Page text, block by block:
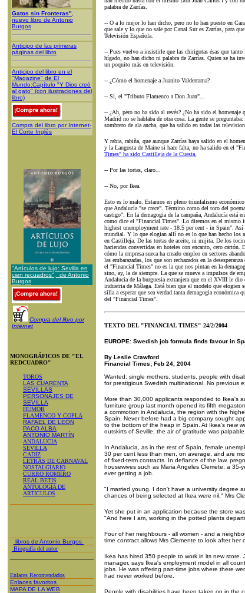
Gatos sin Fronteras"
nuevo libro de Antonio
Burgos
Anticipo de las primeras
páginas del libro
Anticipo del libro en el
"Magazine" de El
Mundo:Capítulo "Y Dios creó
al gato" (con ilustraciones del
libro)
Compra del libro por Internet-
El Corte Inglés
"Artículos de lujo: Sevilla en
cien recuadros", de Antonio
Burgos
Compra del libro por
Internet
MONOGRÁFICOS DE "EL
REDCUADRO"
TOROS
LAS CUARENTA
SEVILLAS
PERSONAJES DE
SEVILLA
HUMOR
FLAMENCO Y COPLA
RAFAEL DE LEÓN
PACO ALBA
ANTONIO MARTÍN
ANDALUCIA
SEVILLA
CADIZ
LETRAS DE CARNAVAL
NOSTALGIARIO
CURRO ROMERO
REAL BETIS
ANTOLOGÍA DE
ARTICULOS
libros de Antonio Burgos
Biografía del autor
Enlaces Recomendados
Enlaces favoritos
MAPA DE LA WEB
palabra de Zarrías.
-- O a lo mejor lo han dicho, pero no lo han puesto en
que sale y lo que no sale por Canal Sur es Zarrías, para
Televisión Española.
-- Pues vuelvo a insistirle que las chirigotas ésas que tanto
hígado, no han dicho ni palabra de Zarrías. Quien se ha
un poquito más en televisión.
-- ¿Cómo el homenaje a Juanito Valderrama?
-- Sí, el "Tributo Flamenco a Don Juan"...
-- ¿Ah, pero no ha sido al revés? ¿No ha sido el homenaje
Madrid no se hablaba de otra cosa. La gente se
sombrero de ala ancha, que ha salido en todas las
Y rabia, rabiña, que aunque Zarrías haya salido en el
y la Langosta de Maine si hace falta, no ha salido en el
Times" ha sido Castilleja de la Cuesta.
-- Por las tortas, claro...
-- No, por Ikea.
Esto es lo malo. Estamos en pleno triunfalismo
que Andalucía "se crece". Término como del toro del
castigo". En la demagogia de la campaña, Andalucía está
como dice el "Financial Times". Lo diremos en el mismo
highest unemployment rate - 18.5 per cent - in Spain". Así
mundial. Y lo que elogian allí no es lo que han hecho los
en Castilleja. De las tortas de aceite, ni mijita. De los
haciendas convertidas en hoteles con encanto, cero
cómo la empresa sueca ha creado empleo en sectores
las embarazadas, los que son rechazados en la
el "Financial Times" no es la que nos pintan en la
sino, ay, la de siempre. La que se mueve a impulsos de
Andalucía de la burguesía extranjera que en el XVIII le
industria de Málaga. Está bien que el modelo que elogien
silla a esperar que sea verdad tanta demagogia económica
del "Financial Times".
TEXTO DEL "FINANCIAL TIMES" 24/2/2004
EUROPE: Swedish job formula finds favour in
By Leslie Crawford
Financial Times; Feb 24, 2004
Wanted: single mothers, students, people with
for prestigious Swedish multinational. No previous
More than 30,000 applicants responded to Ikea's
furniture group last month opened its fifth
a commotion in Andalucia, the region with the
Spain. Never before had a big company sought
to the bottom of the heap in Spain. At Ikea's new
outskirts of Seville, the air of gratitude was palpable.
In Andalucia, as in the rest of Spain, female
30 per cent less than men, on average, and are
of fixed-term contracts. In defiance of the law,
housewives such as Maria Angeles Clemete, a
ever getting a job.
"I married young. I don't have a university degree
chances of being selected at Ikea were nil," Mrs
Yet she put in an application because the store
"And here I am, working in the potted plants
Four of her neighbours - all women - and a
time contract allows Mrs Clemente to look after her
Ikea has hired 350 people to work in its new store.
manager, says Ikea's employment model in all
jobs. He was offering part-time jobs where there
had never worked before.
People with disabilities have been taken on in the